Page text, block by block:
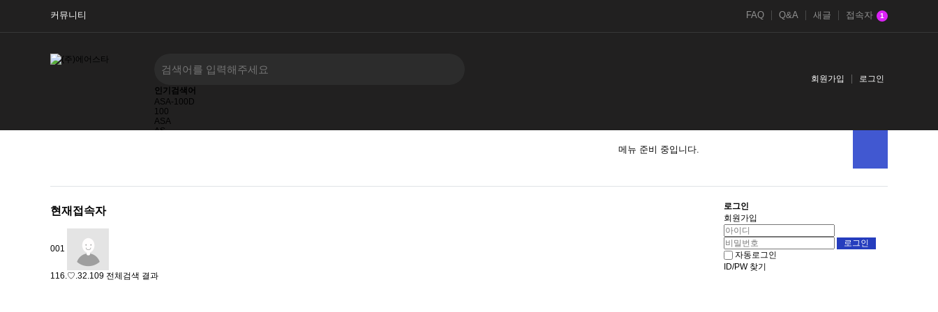
커뮤니티 FAQ Q&A 새글 접속자 1
인기검색어
ASA-100D
100
ASA
AS
회원가입 로그인
메뉴 준비 중입니다.
현재접속자
001
116.♡.32.109 전체검색 결과
로그인
회원가입
자동로그인
ID/PW 찾기